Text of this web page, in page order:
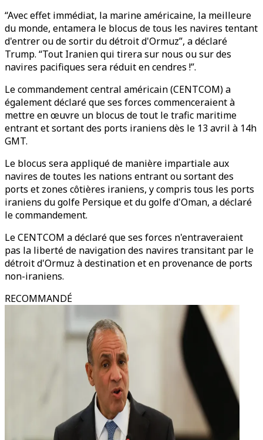
“Avec effet immédiat, la marine américaine, la meilleure
du monde, entamera le blocus de tous les navires tentant
d'entrer ou de sortir du détroit d'Ormuz”, a déclaré
Trump. “Tout Iranien qui tirera sur nous ou sur des
navires pacifiques sera réduit en cendres !”.
Le commandement central américain (CENTCOM) a
également déclaré que ses forces commenceraient à
mettre en œuvre un blocus de tout le trafic maritime
entrant et sortant des ports iraniens dès le 13 avril à 14h
GMT.
Le blocus sera appliqué de manière impartiale aux
navires de toutes les nations entrant ou sortant des
ports et zones côtières iraniens, y compris tous les ports
iraniens du golfe Persique et du golfe d'Oman, a déclaré
le commandement.
Le CENTCOM a déclaré que ses forces n'entraveraient
pas la liberté de navigation des navires transitant par le
détroit d'Ormuz à destination et en provenance de ports
non-iraniens.
RECOMMANDÉ